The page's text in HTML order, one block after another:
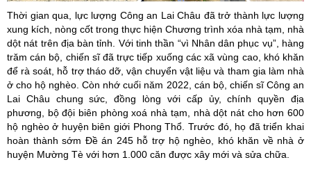
Thời gian qua, lực lượng Công an Lai Châu đã trở thành lực lượng
xung kích, nòng cốt trong thực hiện Chương trình xóa nhà tạm, nhà
dột nát trên địa bàn tỉnh. Với tinh thần “vì Nhân dân phục vụ”, hàng
trăm cán bộ, chiến sĩ đã trực tiếp xuống các xã vùng cao, khó khăn
để rà soát, hỗ trợ tháo dỡ, vận chuyển vật liệu và tham gia làm nhà
ở cho hộ nghèo. Còn nhớ cuối năm 2022, cán bộ, chiến sĩ Công an
Lai Châu chung sức, đồng lòng với cấp ủy, chính quyền địa
phương, bộ đội biên phòng xoá nhà tạm, nhà dột nát cho hơn 600
hộ nghèo ở huyện biên giới Phong Thổ. Trước đó, họ đã triển khai
hoàn thành sớm Đề án 245 hỗ trợ hộ nghèo, khó khăn về nhà ở
huyện Mường Tè với hơn 1.000 căn được xây mới và sửa chữa.